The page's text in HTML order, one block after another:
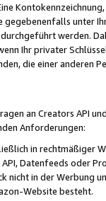
unter
werden.
Ihr privater
die einer anderen
an Creators API
Anforderungen:
in rechtmäßiger
API, Datenfeeds oder
nicht in der Werbung
Website besteht.